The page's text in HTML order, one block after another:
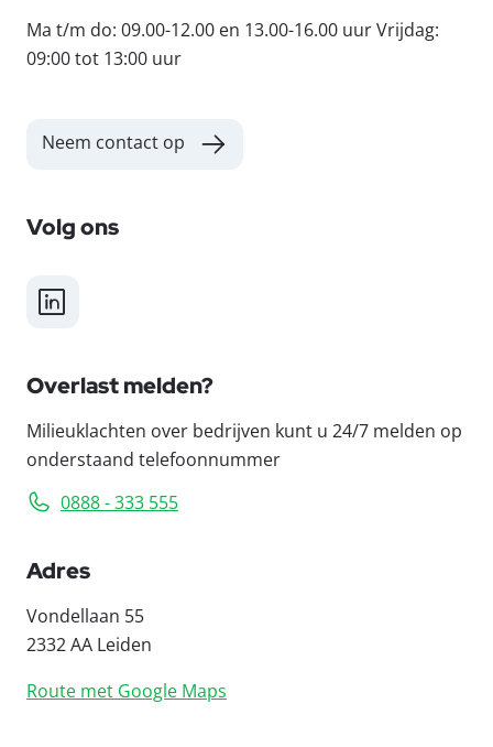
Ma t/m do: 09.00-12.00 en 13.00-16.00 uur Vrijdag:
09:00 tot 13:00 uur
Neem contact op
Volg ons
LinkedIn
Overlast melden?
Milieuklachten over bedrijven kunt u 24/7 melden op
onderstaand telefoonnummer
0888 - 333 555
Adres
Vondellaan 55
2332 AA Leiden
Route met Google Maps